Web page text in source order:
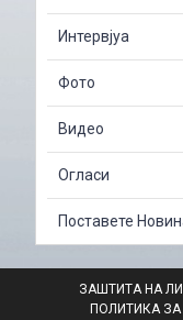
Интервјуа
Фото
Видео
Огласи
Поставете
ЗАШТИТА НА
ПОЛИТИКА ЗА